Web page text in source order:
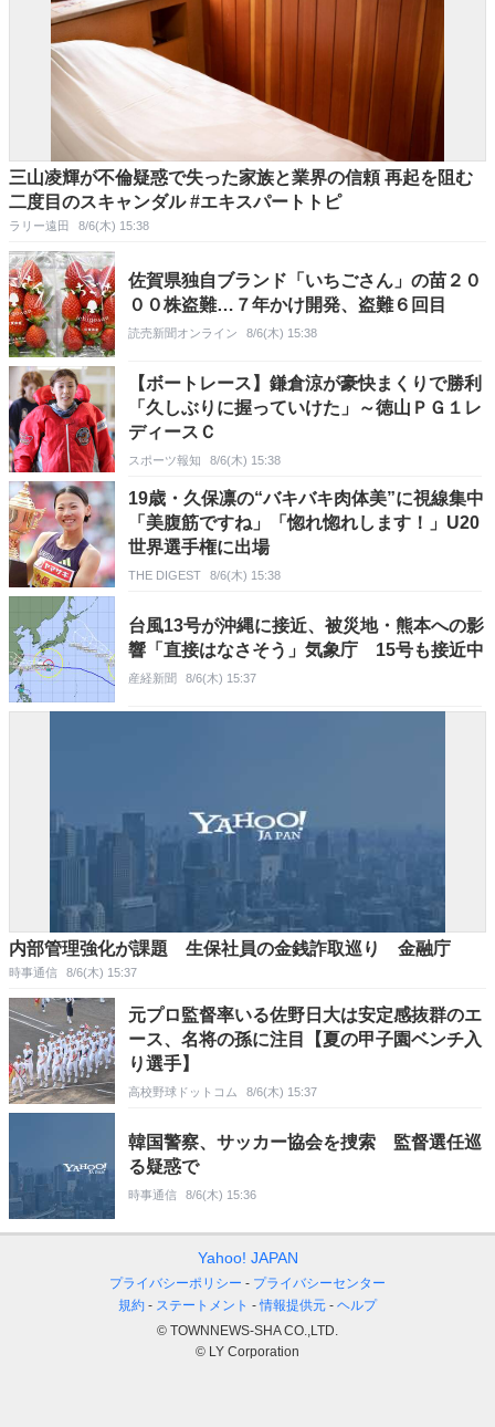
三山凌輝が不倫疑惑で失った家族と業界の信頼 再起を阻む
二度目のスキャンダル #エキスパートトピ
ラリー遠田 8/6(木) 15:38
佐賀県独自ブランド「いちごさん」の苗２０
００株盗難…７年かけ開発、盗難６回目
読売新聞オンライン 8/6(木) 15:38
【ボートレース】鎌倉涼が豪快まくりで勝利
「久しぶりに握っていけた」～徳山ＰＧ１レ
ディースＣ
スポーツ報知 8/6(木) 15:38
19歳・久保凛の“バキバキ肉体美”に視線集中
「美腹筋ですね」「惚れ惚れします！」U20
世界選手権に出場
THE DIGEST 8/6(木) 15:38
台風13号が沖縄に接近、被災地・熊本への影
響「直接はなさそう」気象庁 15号も接近中
産経新聞 8/6(木) 15:37
内部管理強化が課題 生保社員の金銭詐取巡り 金融庁
時事通信 8/6(木) 15:37
元プロ監督率いる佐野日大は安定感抜群のエ
ース、名将の孫に注目【夏の甲子園ベンチ入
り選手】
高校野球ドットコム 8/6(木) 15:37
韓国警察、サッカー協会を捜索 監督選任巡
る疑惑で
時事通信 8/6(木) 15:36
Yahoo! JAPAN
プライバシーポリシー
プライバシーセンター
規約
ステートメント 情報提供元
ヘルプ
© TOWNNEWS-SHA CO.,LTD.
© LY Corporation